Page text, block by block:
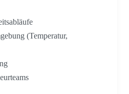
(Temperatur,